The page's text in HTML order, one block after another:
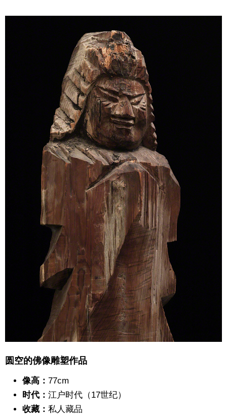
圆空的佛像雕塑作品
像高： 77cm
时代： 江户时代（17世纪）
收藏： 私人藏品